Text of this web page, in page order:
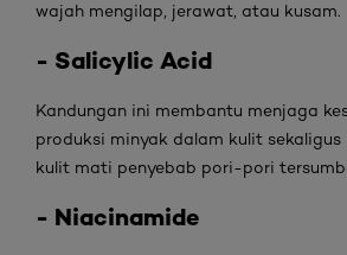
wajah mengilap, jerawat, atau kusam.
- Salicylic Acid
Kandungan ini membantu menjaga
produksi minyak dalam kulit sekaligus
kulit mati penyebab pori-pori
- Niacinamide